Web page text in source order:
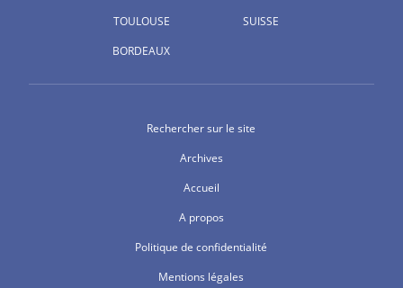
TOULOUSE
BORDEAUX
SUISSE
Rechercher sur le site
Archives
Accueil
A propos
Politique de confidentialité
Mentions légales